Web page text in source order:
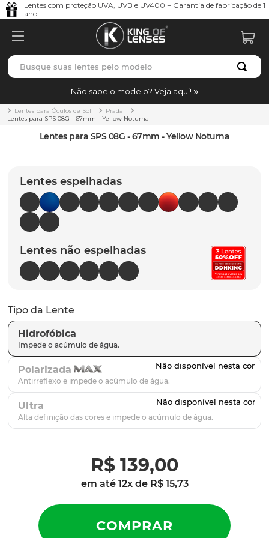
Lentes com proteção UVA, UVB e UV400 + Garantia de fabricação de 1
ano.
Busque suas lentes pelo modelo
Não sabe o modelo? Veja aqui!
Lentes para Óculos de Sol
Prada
Lentes para SPS 08G - 67mm - Yellow Noturna
Lentes para SPS 08G - 67mm - Yellow Noturna
Lentes espelhadas
Lentes não espelhadas
Tipo da Lente
Hidrofóbica
Polarizada
Ultra
R$ 139,00
em até 12x de R$ 15,73
TERMOS MAIS BUSCADOS
1º borrachas
holbrook
5º chaves
6º t-shock
7º latch
8º gasket
9º parafusos